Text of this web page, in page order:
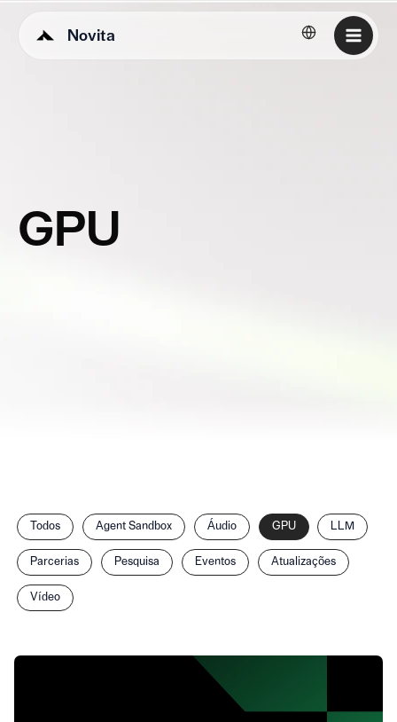
Novita Português
GPU
Filtrar
posts
por
categoria
Todos Agent Sandbox Áudio GPU LLM
Parcerias Pesquisa Eventos Atualizações
Vídeo